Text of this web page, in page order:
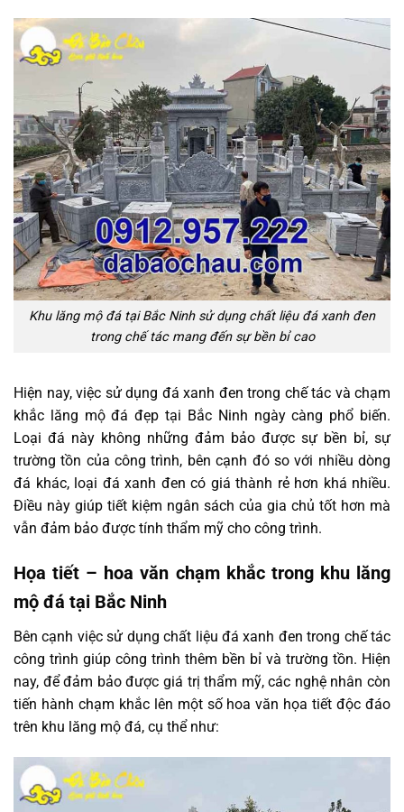
Khu lăng mộ đá tại Bắc Ninh sử dụng chất liệu đá xanh đen
trong chế tác mang đến sự bền bỉ cao
Hiện nay, việc sử dụng đá xanh đen trong chế tác và chạm
khắc lăng mộ đá đẹp tại Bắc Ninh ngày càng phổ biến.
Loại đá này không những đảm bảo được sự bền bỉ, sự
trường tồn của công trình, bên cạnh đó so với nhiều dòng
đá khác, loại đá xanh đen có giá thành rẻ hơn khá nhiều.
Điều này giúp tiết kiệm ngân sách của gia chủ tốt hơn mà
vẫn đảm bảo được tính thẩm mỹ cho công trình.
Họa tiết – hoa văn chạm khắc trong khu lăng
mộ đá tại Bắc Ninh
Bên cạnh việc sử dụng chất liệu đá xanh đen trong chế tác
công trình giúp công trình thêm bền bỉ và trường tồn. Hiện
nay, để đảm bảo được giá trị thẩm mỹ, các nghệ nhân còn
tiến hành chạm khắc lên một số hoa văn họa tiết độc đáo
trên khu lăng mộ đá, cụ thể như: